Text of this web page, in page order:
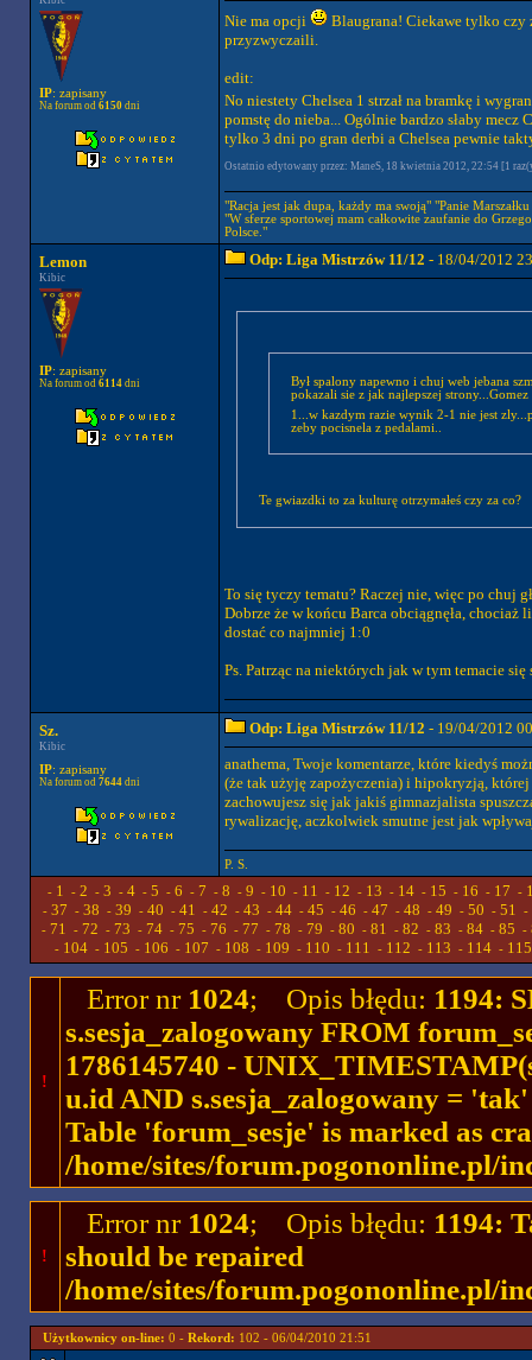
IP: zapisany
Na forum od 6150dni
Nie ma opcji
Blaugrana! Ciekawe tylko czy
przyzwyczaili.
edit:
No niestety Chelsea 1 strzał na bramkę i
pomstę do nieba... Ogólnie bardzo słaby mecz
tylko 3 dni po gran derbi a Chelsea pewnie
Ostatnio edytowany przez: ManeS, 18 kwietnia 2012, 22:54 [1
"Racja jest jak dupa, każdy ma swoją" "Panie
"W sferze sportowej mam całkowite zaufanie do
Polsce."
Lemon
Kibic
IP: zapisany
Na forum od 6114dni
Odp: Liga Mistrzów 11/12 - 18/04/2012
Był spalony napewno i chuj web jebana
pokazali sie z jak najlepszej
1...w kazdym razie wynik 2-1 nie jest
zeby pocisnela z pedalami..
Te gwiazdki to za kulturę otrzymałeś czy za co?
To się tyczy tematu? Raczej nie, więc po chuj
Dobrze że w końcu Barca obciągnęła, chociaż
dostać co najmniej 1:0
Ps. Patrząc na niektórych jak w tym temacie
Sz.
Kibic
IP: zapisany
Na forum od 7644dni
Odp: Liga Mistrzów 11/12 - 19/04/2012
anathema, Twoje komentarze, które kiedyś
(że tak użyję zapożyczenia) i hipokryzją,
zachowujesz się jak jakiś gimnazjalista
rywalizację, aczkolwiek smutne jest jak
P. S.
- 1 - 2 - 3 - 4 - 5 - 6 - 7 - 8 - 9 - 10 - 11 - 12 - 13 - 14 - 15 - 16 - 17 -
- 37 - 38 - 39 - 40 - 41 - 42 - 43 - 44- 45 - 46 - 47 - 48 - 49 - 50 - 51 -
- 71 - 72 - 73 - 74 - 75 - 76 - 77 - 78 - 79 - 80 - 81 - 82 - 83 - 84 - 85 -
- 104 - 105 - 106 - 107 - 108 - 109 - 110 - 111 - 112 - 113 - 114 - 115
!
Error nr 1024; Opis błędu: 1194:
s.sesja_zalogowany FROM
1786145740 -
u.id AND s.sesja_zalogowany =
Table 'forum_sesje' is marked as
/home/sites/forum.pogononline.pl/
!
Error nr 1024; Opis błędu: 1194:
should be repaired
/home/sites/forum.pogononline.pl/
Użytkownicy on-line: 0 - Rekord: 102 - 06/04/2010 21:51